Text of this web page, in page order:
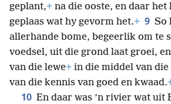
geplant,+ na die ooste, en daar het
geplaas wat hy gevorm het.+ 9 So
allerhande bome, begeerlik om te
voedsel, uit die grond laat groei,
van die lewe+ in die middel van
van die kennis van goed en kwaad.
10 En daar was ’n rivier wat uit